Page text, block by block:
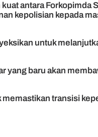
antara
kepolisian kepada
untuk
baru akan
transisi